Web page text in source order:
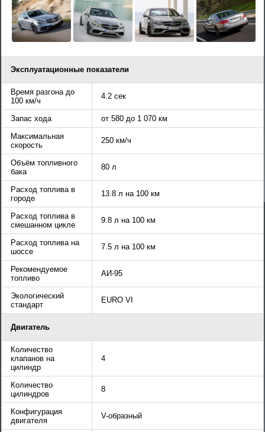
Эксплуатационные показатели
Время разгона до
100 км/ч
4.2 сек
Запас хода
от 580 до 1 070 км
Максимальная
скорость
250 км/ч
Объём топливного
бака
80 л
Расход топлива в
городе
13.8 л на 100 км
Расход топлива в
смешанном цикле
9.8 л на 100 км
Расход топлива на
шоссе
7.5 л на 100 км
Рекомендуемое
топливо
АИ-95
Экологический
стандарт
EURO VI
Двигатель
Количество
клапанов на
цилиндр
4
Количество
цилиндров
8
Конфигурация
двигателя
V-образный